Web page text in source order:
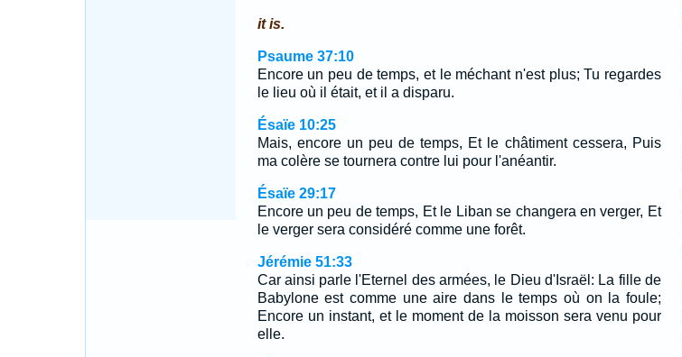
it is.
Psaume 37:10
Encore un peu de temps, et le méchant n'est plus; Tu regardes
le lieu où il était, et il a disparu.
Ésaïe 10:25
Mais, encore un peu de temps, Et le châtiment cessera, Puis
ma colère se tournera contre lui pour l'anéantir.
Ésaïe 29:17
Encore un peu de temps, Et le Liban se changera en verger, Et
le verger sera considéré comme une forêt.
Jérémie 51:33
Car ainsi parle l'Eternel des armées, le Dieu d'Israël: La fille de
Babylone est comme une aire dans le temps où on la foule;
Encore un instant, et le moment de la moisson sera venu pour
elle.